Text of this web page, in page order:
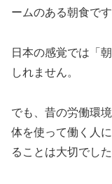
ームのある朝食です
日本の感覚では「
しれません。
でも、昔の労働環
体を使って働く人
ることは大切でした